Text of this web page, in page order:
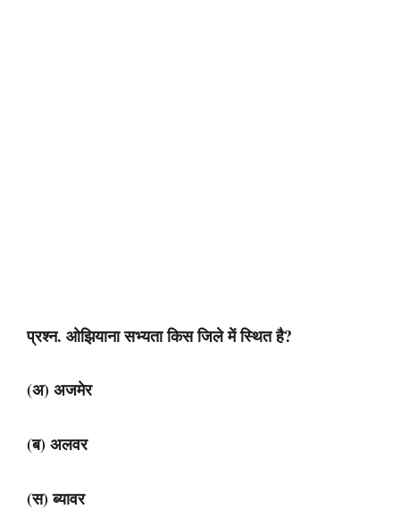
प्रश्न. ओझियाना सभ्यता किस जिले में स्थित है?
(अ) अजमेर
(ब) अलवर
(स) ब्यावर